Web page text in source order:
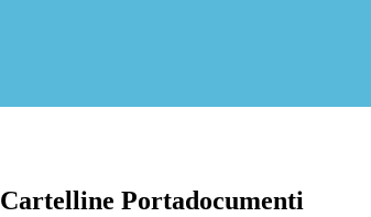
Cartelline Portadocumenti